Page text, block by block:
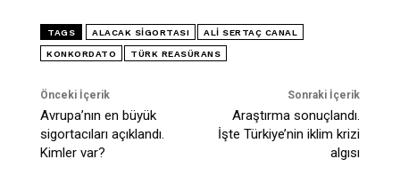
TAGS ALACAK SIGORTASI ALI SERTAÇ CANAL
KONKORDATO TÜRK REASÜRANS
Önceki İçerik
Avrupa’nın en büyük
sigortacıları açıklandı.
Kimler var?
Sonraki İçerik
Araştırma sonuçlandı.
İşte Türkiye’nin iklim krizi
algısı